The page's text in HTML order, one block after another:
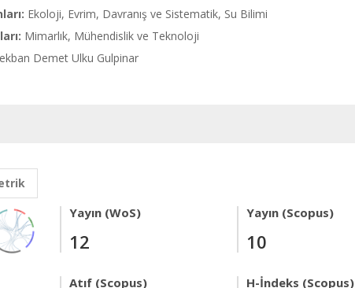
Ekoloji, Evrim, Davranış ve Sistematik, Su Bilimi
Mimarlık, Mühendislik ve Teknoloji
Demet Ulku Gulpinar
Yayın (WoS)
12
Yayın (Scopus)
10
Atıf (Scopus) H-İndeks (Scopus)